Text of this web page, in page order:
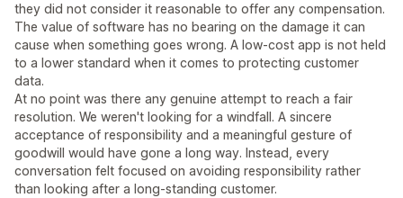
they did not consider it reasonable to offer any compensation.
The value of software has no bearing on the damage it can
cause when something goes wrong. A low-cost app is not held
to a lower standard when it comes to protecting customer
data.
At no point was there any genuine attempt to reach a fair
resolution. We weren't looking for a windfall. A sincere
acceptance of responsibility and a meaningful gesture of
goodwill would have gone a long way. Instead, every
conversation felt focused on avoiding responsibility rather
than looking after a long-standing customer.